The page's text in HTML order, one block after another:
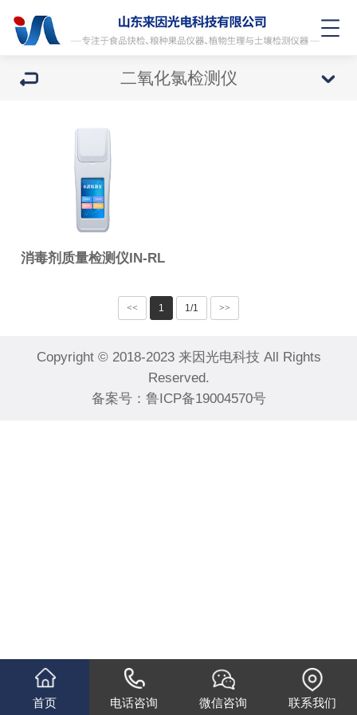
二氧化氯检测仪
消毒剂质量检测仪IN-RL
<< 1 1/1 >>
Copyright © 2018-2023 来因光电科技 All Rights
Reserved.
备案号： 鲁ICP备19004570号
首页 电话咨询 微信咨询 联系我们